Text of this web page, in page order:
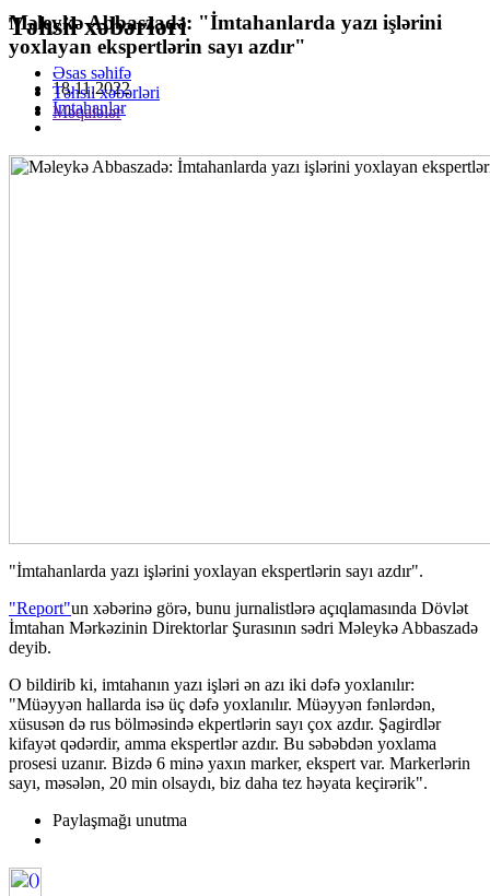
Təhsil xəbərləri
Əsas səhifə
Təhsil xəbərləri
Məqalələr
Məleykə Abbaszadə: "İmtahanlarda yazı işlərini
yoxlayan ekspertlərin sayı azdır"
18.11.2022
İmtahanlar
"İmtahanlarda yazı işlərini yoxlayan ekspertlərin sayı azdır".
"Report"un xəbərinə görə, bunu jurnalistlərə açıqlamasında Dövlət
İmtahan Mərkəzinin Direktorlar Şurasının sədri Məleykə Abbaszadə
deyib.
O bildirib ki, imtahanın yazı işləri ən azı iki dəfə yoxlanılır:
"Müəyyən hallarda isə üç dəfə yoxlanılır. Müəyyən fənlərdən,
xüsusən də rus bölməsində ekpertlərin sayı çox azdır. Şagirdlər
kifayət qədərdir, amma ekspertlər azdır. Bu səbəbdən yoxlama
prosesi uzanır. Bizdə 6 minə yaxın marker, ekspert var. Markerlərin
sayı, məsələn, 20 min olsaydı, biz daha tez həyata keçirərik".
Paylaşmağı unutma